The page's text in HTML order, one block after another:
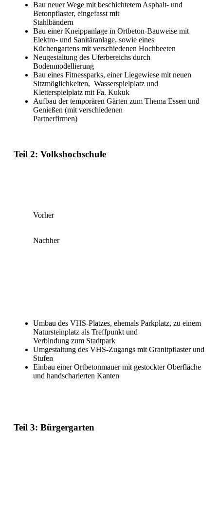
Bau neuer Wege mit beschichtetem Asphalt- und
Betonpflaster, eingefasst mit
Stahlbändern
Bau einer Kneippanlage in Ortbeton-Bauweise mit
Elektro- und Sanitäranlage, sowie eines
Küchengartens mit verschiedenen Hochbeeten
Neugestaltung des Uferbereichs durch
Bodenmodellierung
Bau eines Fitnessparks, einer Liegewiese mit neuen
Sitzmöglichkeiten, Wasserspielplatz und
Kletterspielplatz mit Fa. Kukuk
Aufbau der temporären Gärten zum Thema Essen und
Genießen (mit verschiedenen
Partnerfirmen)
Teil 2: Volkshochschule
Vorher
Nachher
Umbau des VHS-Platzes, ehemals Parkplatz, zu einem
Natursteinplatz als Treffpunkt und
Verbindung zum Stadtpark
Umgestaltung des VHS-Zugangs mit Granitpflaster und
Stufen
Einbau einer Ortbetonmauer mit gestockter Oberfläche
und handscharierten Kanten
Teil 3: Bürgergarten